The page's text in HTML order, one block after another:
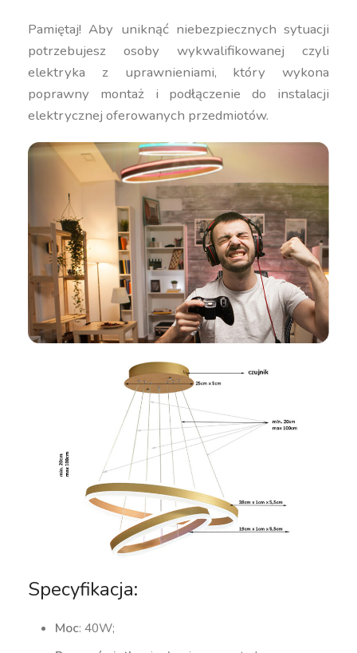
Pamiętaj! Aby uniknąć niebezpiecznych sytuacji
potrzebujesz osoby wykwalifikowanej czyli
elektryka z uprawnieniami, który wykona
poprawny montaż i podłączenie do instalacji
elektrycznej oferowanych przedmiotów.
Specyfikacja:
Moc: 40W;